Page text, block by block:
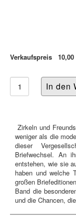
Verkaufspreis 10,00
Zirkeln und
weniger als die
dieser
Briefwechsel. An
entstehen, wie sie
haben und welche
großen
Band die
und die Chancen,